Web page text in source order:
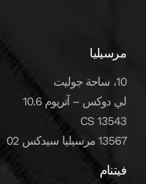
مرسيليا
10، ساحة جوليت
لي دوكس – آتريوم 10.6
CS 13543
13567 مرسيليا سيدكس 02
فيتنام